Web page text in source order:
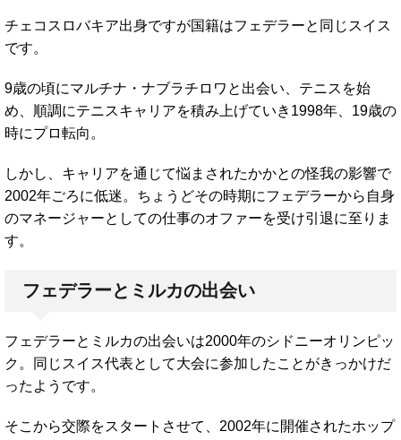
チェコスロバキア出身ですが国籍はフェデラーと同じスイス
です。
9歳の頃にマルチナ・ナブラチロワと出会い、テニスを始
め、順調にテニスキャリアを積み上げていき1998年、19歳の
時にプロ転向。
しかし、キャリアを通じて悩まされたかかとの怪我の影響で
2002年ごろに低迷。ちょうどその時期にフェデラーから自身
のマネージャーとしての仕事のオファーを受け引退に至りま
す。
フェデラーとミルカの出会い
フェデラーとミルカの出会いは2000年のシドニーオリンピッ
ク。同じスイス代表として大会に参加したことがきっかけだ
ったようです。
そこから交際をスタートさせて、2002年に開催されたホップ